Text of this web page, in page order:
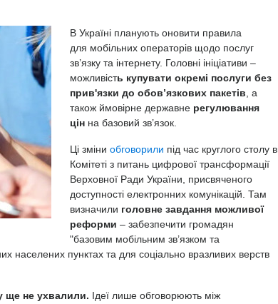
В Україні планують оновити правила
для мобільних операторів щодо послуг
зв’язку та інтернету. Головні ініціативи –
можливість купувати окремі послуги без
прив'язки до обов’язкових пакетів , а
також ймовірне державне регулювання
цін на базовий зв’язок.
Ці зміни обговорили під час круглого столу в
Комітеті з питань цифрової трансформації
Верховної Ради України, присвяченого
доступності електронних комунікацій. Там
визначили головне завдання можливої
реформи – забезпечити громадян
"базовим мобільним зв’язком та
населених пунктах та для соціально вразливих верств
ще не ухвалили. Ідеї лише обговорюють між